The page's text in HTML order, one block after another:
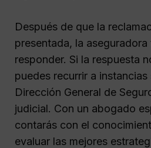
Después de que la
presentada, la
responder. Si la respuesta
puedes recurrir a
Dirección General de
judicial. Con un abogado
contarás con el
evaluar las mejores